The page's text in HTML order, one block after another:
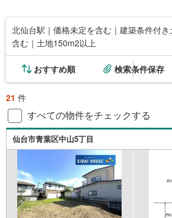
北仙台駅｜価格未定を含む｜建築条件付き
含む｜土地150m2以上
おすすめ順 検索条件保存
21 件
すべての物件をチェックする
仙台市青葉区中山5丁目